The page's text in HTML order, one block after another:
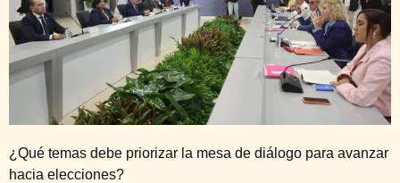
¿Qué temas debe priorizar la mesa de diálogo para avanzar
hacia elecciones?